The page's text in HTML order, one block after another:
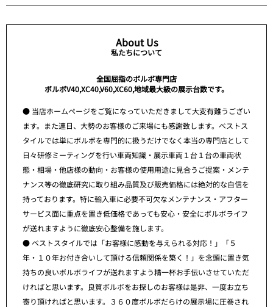
About Us
私たちについて
全国屈指のボルボ専門店
ボルボV40,XC40,V60,XC60,地域最大級の展示台数です。
● 当店ホームページをご覧になっていただきまして大変有難うござい
ます。また連日、大勢のお客様のご来場にも感謝致します。ベストス
タイルでは単にボルボを専門的に扱うだけでなく本当の専門店として
日々研修ミーティングを行い車両知識・展示車両１台１台の車両状
態・相場・他店様の動向・お客様の使用用途に見合うご提案・メンテ
ナンス等の徹底研究に取り組み品質及び販売価格には絶対的な自信を
持っております。特に輸入車に必要不可欠なメンテナンス・アフター
サービス面に重点を置き低価格であっても安心・安全にボルボライフ
が送れますように徹底安心整備を施します。
● ベストスタイルでは「お客様に感動を与えられる対応！」「５
年・１０年お付き合いして頂ける信頼関係を築く！」を念頭に置き気
持ちの良いボルボライフが送れますよう精一杯お手伝いさせていただ
ければと思います。良質ボルボをお探しのお客様は是非、一度お立ち
寄り頂ければと思います。３６０度ボルボだらけの展示場に圧巻され